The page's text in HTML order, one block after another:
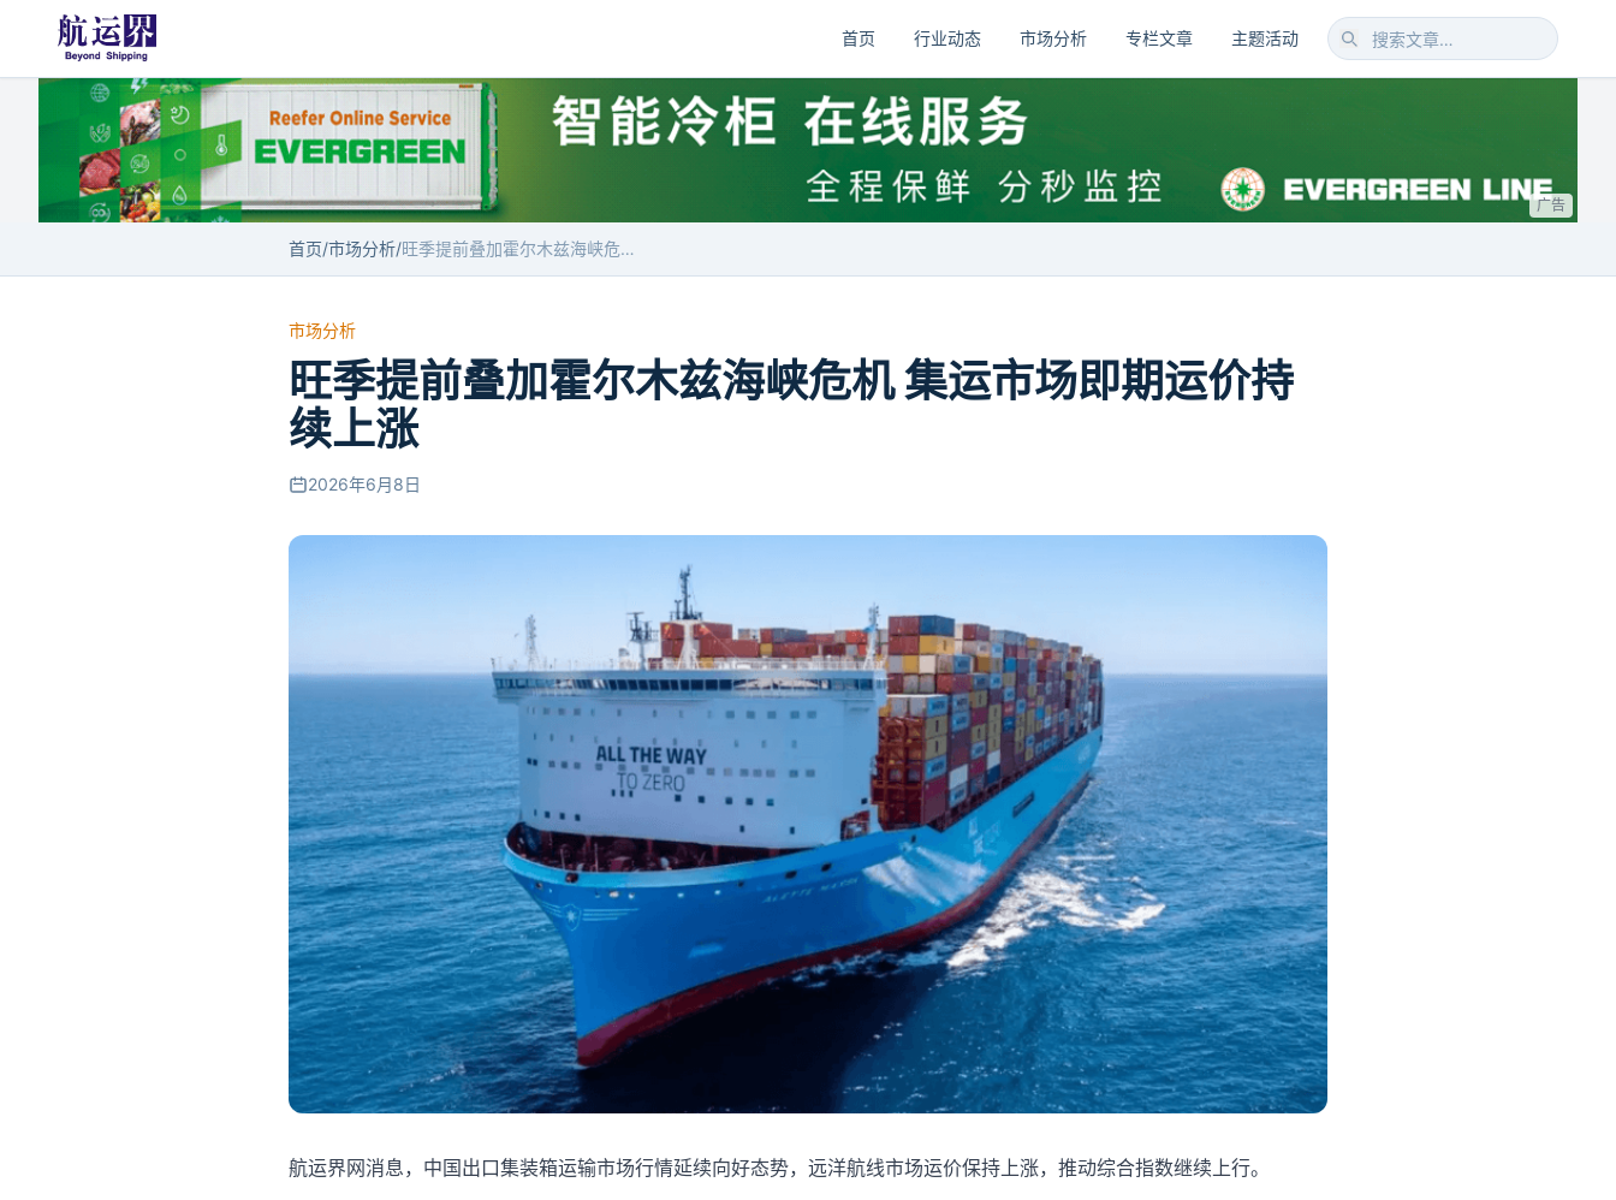
首页 行业动态 市场分析 专栏文章 主题活动
广告
首页/市场分析/ 旺季提前叠加霍尔木兹海峡危机 集运市场即期运价持续上涨
市场分析
旺季提前叠加霍尔木兹海峡危机 集运市场即期运价持
续上涨
2026年6月8日
航运界网消息，中国出口集装箱运输市场行情延续向好态势，远洋航线市场运价保持上涨，推动综合指数继续上行。